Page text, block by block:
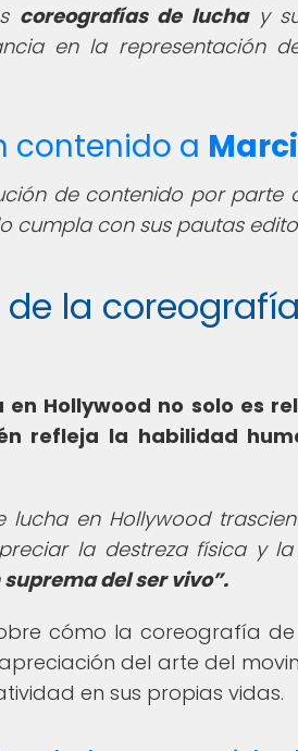
coreografías de luchay
en la representación
contenido a
de contenido por parte
cumpla con sus pautas
de la
Hollywood no solo es
refleja la habilidad
en Hollywood
la destreza física y la
del ser vivo .
cómo la coreografía
del arte del
en sus propias vidas.